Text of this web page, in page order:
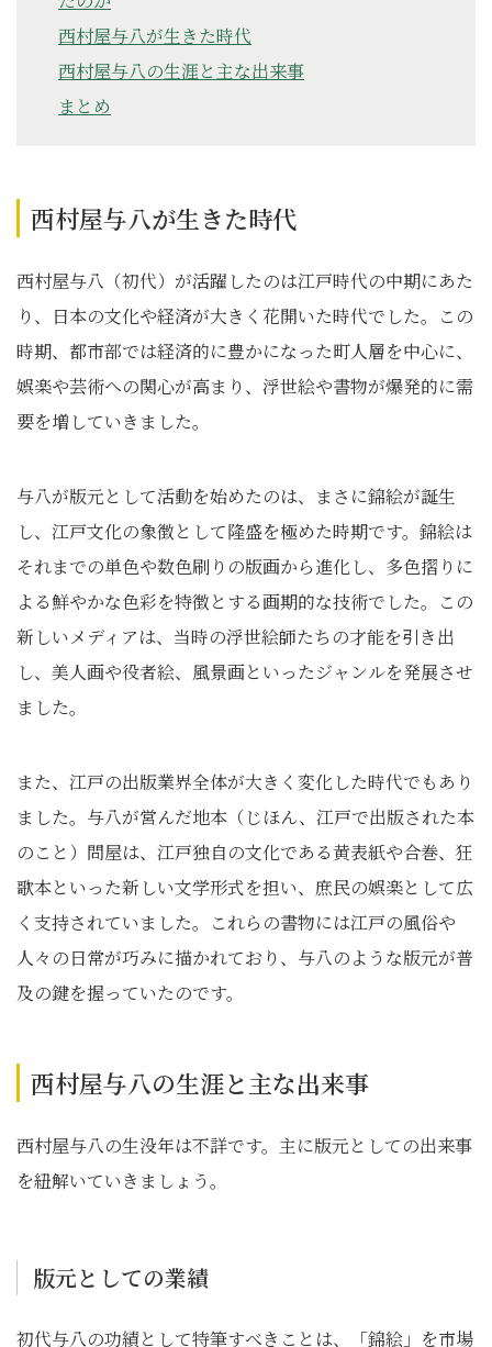
西村屋与八が生きた時代
西村屋与八の生涯と主な出来事
まとめ
西村屋与八が生きた時代
西村屋与八（初代）が活躍したのは江戸時代の中期にあた
り、日本の文化や経済が大きく花開いた時代でした。この
時期、都市部では経済的に豊かになった町人層を中心に、
娯楽や芸術への関心が高まり、浮世絵や書物が爆発的に需
要を増していきました。
与八が版元として活動を始めたのは、まさに錦絵が誕生
し、江戸文化の象徴として隆盛を極めた時期です。錦絵は
それまでの単色や数色刷りの版画から進化し、多色摺りに
よる鮮やかな色彩を特徴とする画期的な技術でした。この
新しいメディアは、当時の浮世絵師たちの才能を引き出
し、美人画や役者絵、風景画といったジャンルを発展させ
ました。
また、江戸の出版業界全体が大きく変化した時代でもあり
ました。与八が営んだ地本（じほん、江戸で出版された本
のこと）問屋は、江戸独自の文化である黄表紙や合巻、狂
歌本といった新しい文学形式を担い、庶民の娯楽として広
く支持されていました。これらの書物には江戸の風俗や
人々の日常が巧みに描かれており、与八のような版元が普
及の鍵を握っていたのです。
西村屋与八の生涯と主な出来事
西村屋与八の生没年は不詳です。主に版元としての出来事
を紐解いていきましょう。
版元としての業績
初代与八の功績として特筆すべきことは、「錦絵」を市場